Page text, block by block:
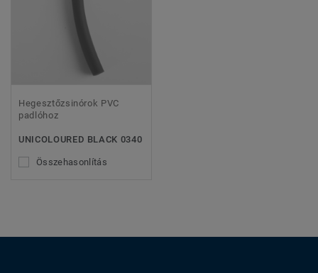
Hegesztőzsinórok PVC
padlóhoz
UNICOLOURED BLACK 0340
Összehasonlítás